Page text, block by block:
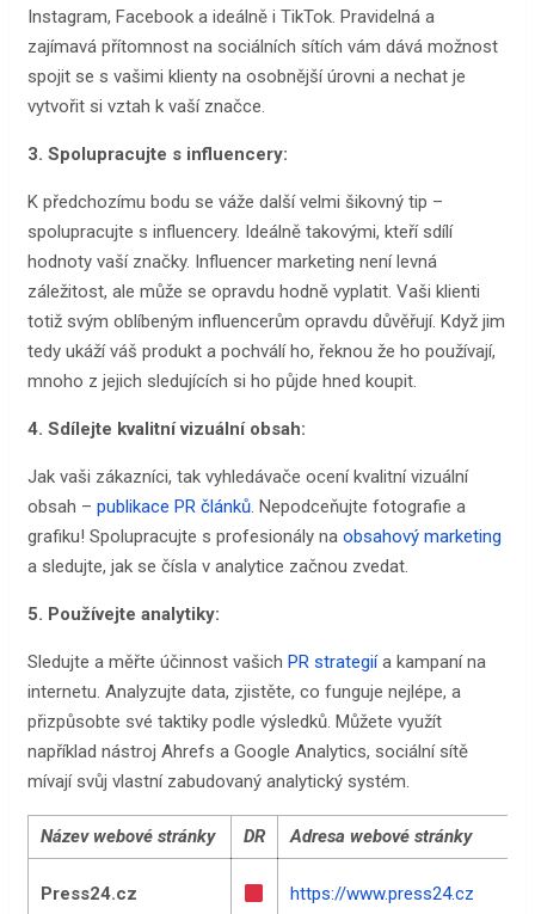
Instagram, Facebook a ideálně i TikTok. Pravidelná a
zajímavá přítomnost na sociálních sítích vám dává možnost
spojit se s vašimi klienty na osobnější úrovni a nechat je
vytvořit si vztah k vaší značce.
3. Spolupracujte s influencery:
K předchozímu bodu se váže další velmi šikovný tip –
spolupracujte s influencery. Ideálně takovými, kteří sdílí
hodnoty vaší značky. Influencer marketing není levná
záležitost, ale může se opravdu hodně vyplatit. Vaši klienti
totiž svým oblíbeným influencerům opravdu důvěřují. Když jim
tedy ukáží váš produkt a pochválí ho, řeknou že ho používají,
mnoho z jejich sledujících si ho půjde hned koupit.
4. Sdílejte kvalitní vizuální obsah:
Jak vaši zákazníci, tak vyhledávače ocení kvalitní vizuální
obsah – publikace PR článků. Nepodceňujte fotografie a
grafiku! Spolupracujte s profesionály na obsahový marketing
a sledujte, jak se čísla v analytice začnou zvedat.
5. Používejte analytiky:
Sledujte a měřte účinnost vašich PR strategiía kampaní na
internetu. Analyzujte data, zjistěte, co funguje nejlépe, a
přizpůsobte své taktiky podle výsledků. Můžete využít
například nástroj Ahrefs a Google Analytics, sociální sítě
mívají svůj vlastní zabudovaný analytický systém.
Název webové stránky DR Adresa webové stránky
Press24.cz https://www.press24.cz